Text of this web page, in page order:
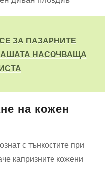
ЗА ПАЗАРНИТЕ
НАСОЧВАЩА
на кожен
с тънкостите при
капризните кожени